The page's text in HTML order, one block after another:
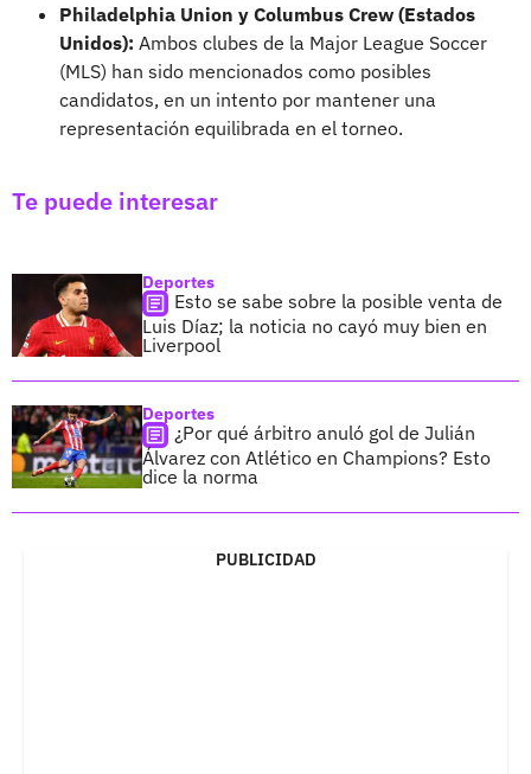
Philadelphia Union y Columbus Crew (Estados
Unidos): Ambos clubes de la Major League Soccer
(MLS) han sido mencionados como posibles
candidatos, en un intento por mantener una
representación equilibrada en el torneo.
Te puede interesar
Deportes
Esto se sabe sobre la posible venta de
Luis Díaz; la noticia no cayó muy bien en
Liverpool
Deportes
¿Por qué árbitro anuló gol de Julián
Álvarez con Atlético en Champions? Esto
dice la norma
PUBLICIDAD